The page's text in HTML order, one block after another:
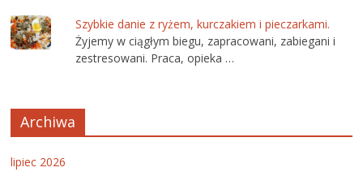
Szybkie danie z ryżem, kurczakiem i pieczarkami.
Żyjemy w ciągłym biegu, zapracowani, zabiegani i
zestresowani. Praca, opieka …
Archiwa
lipiec 2026